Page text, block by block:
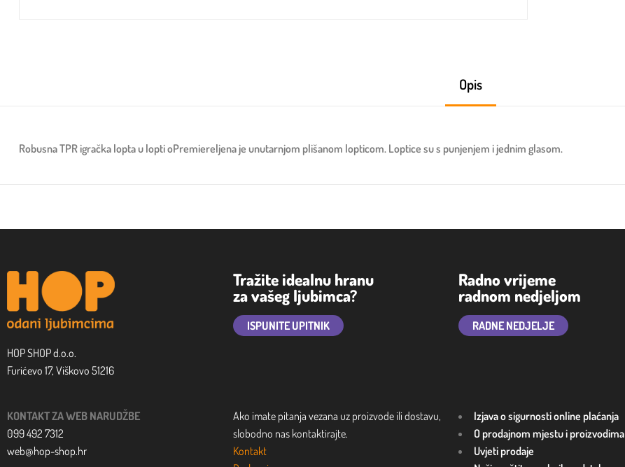
Opis
Robusna TPR igračka lopta u lopti oPremiereljena je unutarnjom plišanom lopticom. Loptice su s punjenjem i jednim glasom.
HOP SHOP d.o.o.
Furićevo 17, Viškovo 51216
Tražite idealnu hranu
za vašeg ljubimca?
ISPUNITE UPITNIK
Radno vrijeme
radnom nedjeljom
RADNE NEDJELJE
KONTAKT ZA WEB NARUDŽBE
099 492 7312
web@hop-shop.hr
Ako imate pitanja vezana uz proizvode ili dostavu,
slobodno nas kontaktirajte.
Kontakt
Izjava o sigurnosti online plaćanja
O prodajnom mjestu i proizvodima
Uvjeti prodaje